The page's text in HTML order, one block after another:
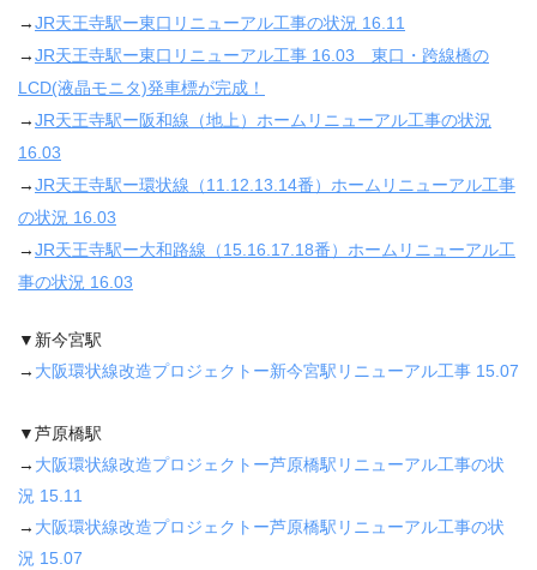
→JR天王寺駅ー東口リニューアル工事の状況 16.11
→JR天王寺駅ー東口リニューアル工事 16.03 東口・跨線橋の
LCD(液晶モニタ)発車標が完成！
→JR天王寺駅ー阪和線（地上）ホームリニューアル工事の状況
16.03
→JR天王寺駅ー環状線（11.12.13.14番）ホームリニューアル工事
の状況 16.03
→JR天王寺駅ー大和路線（15.16.17.18番）ホームリニューアル工
事の状況 16.03
▼新今宮駅
→ 大阪環状線改造プロジェクトー新今宮駅リニューアル工事 15.07
▼芦原橋駅
→ 大阪環状線改造プロジェクトー芦原橋駅リニューアル工事の状
況 15.11
→ 大阪環状線改造プロジェクトー芦原橋駅リニューアル工事の状
況 15.07